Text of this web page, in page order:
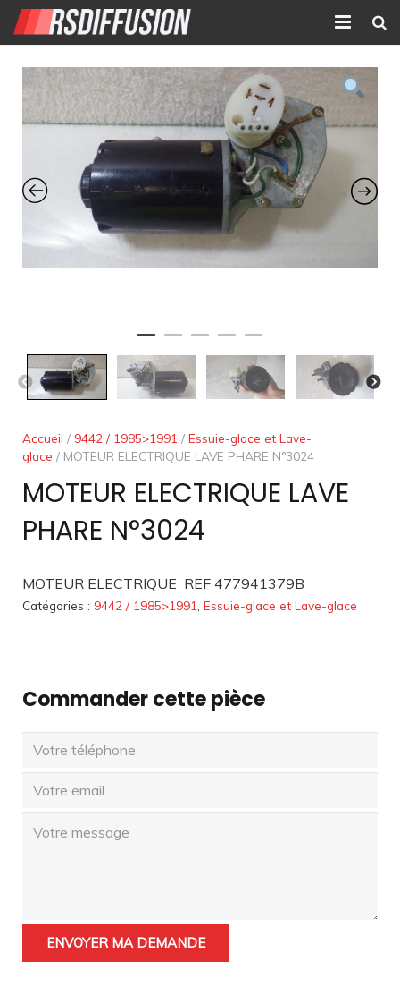
Accueil
Nouvelles annonces
Annonces prolongées
Atelier mécanique
Accueil / 9442 / 1985>1991 / Essuie-glace et Lave-
glace / MOTEUR ELECTRIQUE LAVE PHARE N°3024
MOTEUR ELECTRIQUE LAVE
PHARE N°3024
MOTEUR ELECTRIQUE REF 477941379B
Catégories : 9442 / 1985>1991 Essuie-glace et Lave-glace
Commander cette pièce